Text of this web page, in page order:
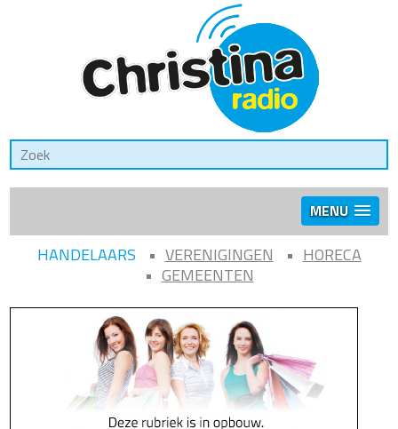
MENU
HANDELAARS VERENIGINGEN
HORECA
GEMEENTEN